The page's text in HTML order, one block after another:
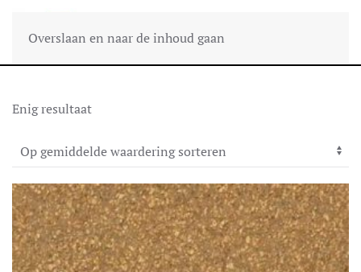
Overslaan en naar de inhoud gaan
Enig resultaat